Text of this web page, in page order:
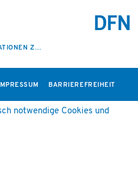
JOBS LEICHTE SPRACHE
INFORMATIONEN ZUR 97. SITZUNG
IMPRESSUM BARRIEREFREIHEIT
notwendige Cookies und